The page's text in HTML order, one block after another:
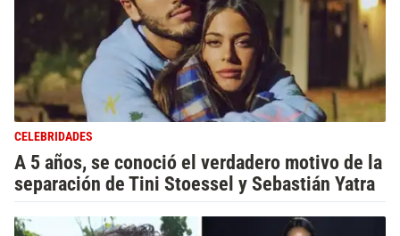
CELEBRIDADES
A 5 años, se conoció el verdadero motivo de la
separación de Tini Stoessel y Sebastián Yatra